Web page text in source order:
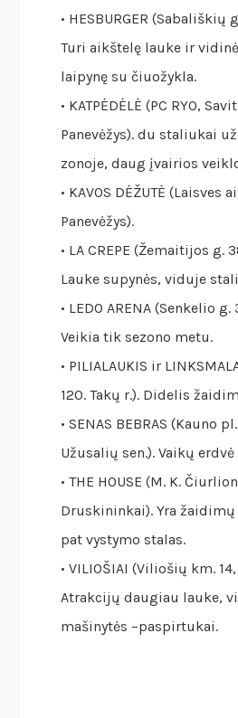
• HESBURGER (Sabališkių
Turi aikštelę lauke ir
laipynę su čiuožykla.
• KATPĖDĖLĖ (PC RYO,
Panevėžys). du staliukai
zonoje, daug įvairios
• KAVOS DĖŽUTĖ (Laisves
Panevėžys).
• LA CREPE (Žemaitijos g.
Lauke supynės, viduje
• LEDO ARENA (Senkelio
Veikia tik sezono metu.
• PILIALAUKIS ir
120. Takų r.). Didelis
• SENAS BEBRAS (Kauno
Užusalių sen.). Vaikų
• THE HOUSE (M. K.
Druskininkai). Yra
pat vystymo stalas.
• VILIOŠIAI (Viliošių km.
Atrakcijų daugiau lauke,
mašinytės –paspirtukai.